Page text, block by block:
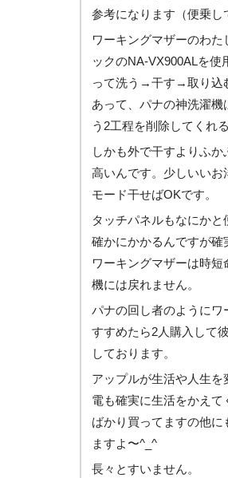
参考になります（便乗し
ワーキングマザーのわ
ックのNA-VX900ALを使
って洗う→干す→取り込
あって、パナの神洗濯
う2工程を削除してくれ
しかも外で干すよりふ
高いんです。少しいいお
モード干せばOKです。
タッチパネルもなにか
確かにかかるんですが確
ワーキングマザーは時
機には戻れません。
パナの回し者のようにワ
すすめたら2人購入して
しております。
アップルが生活や人生
電も確実に生活をかえ
ばかり買ってますの他に
ますよ〜^_^
長々とすいません。